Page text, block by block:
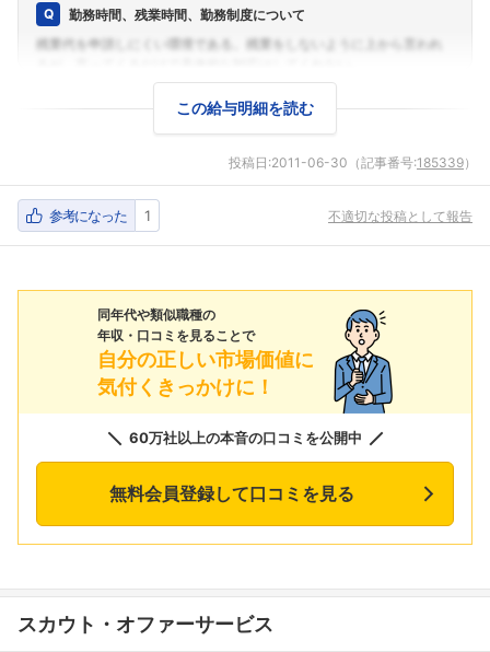
フォローしました
勤務時間、残業時間、勤務制度について
この給与明細を読む
投稿日:2011-06-30 （記事番号:185339）
参考になった 1 不適切な投稿として報告
同年代や類似職種の
年収・口コミを見ることで
自分の正しい市場価値に
気付くきっかけに！
60万社以上の本音の口コミを公開中
無料会員登録して口コミを見る
スカウト・オファーサービス